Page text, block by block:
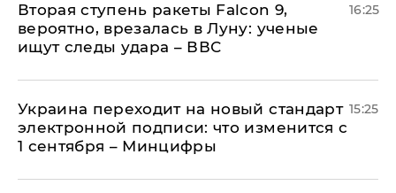
Вторая ступень ракеты Falcon 9,
вероятно, врезалась в Луну: ученые
ищут следы удара – ВВС
16:25
Украина переходит на новый стандарт
электронной подписи: что изменится с
1 сентября – Минцифры
15:25